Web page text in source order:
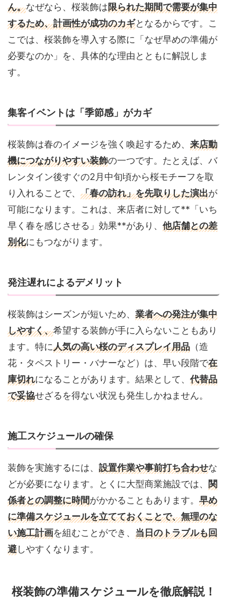
ん。なぜなら、桜装飾は限られた期間で需要が集中
するため、計画性が成功のカギとなるからです。こ
こでは、桜装飾を導入する際に「なぜ早めの準備が
必要なのか」を、具体的な理由とともに解説しま
す。
集客イベントは「季節感」がカギ
桜装飾は春のイメージを強く喚起するため、 来店動
機につながりやすい装飾の一つです。たとえば、バ
レンタイン後すぐの2月中旬頃から桜モチーフを取
り入れることで、 「春の訪れ」を先取りした演出が
可能になります。これは、来店者に対して**「いち
早く春を感じさせる」効果**があり、 他店舗との差
別化にもつながります。
発注遅れによるデメリット
桜装飾はシーズンが短いため、 業者への発注が集中
しやすく、希望する装飾が手に入らないこともあり
ます。特に人気の高い桜のディスプレイ用品 （造
花・タペストリー・バナーなど）は、早い段階で在
庫切れになることがあります。結果として、代替品
で妥協せざるを得ない状況も発生しかねません。
施工スケジュールの確保
装飾を実施するには、 設置作業や事前打ち合わせな
どが必要になります。とくに大型商業施設では、 関
係者との調整に時間がかかることもあります。 早め
に準備スケジュールを立てておくことで、無理のな
い施工計画を組むことができ、 当日のトラブルも回
避しやすくなります。
桜装飾の準備スケジュールを徹底解説！